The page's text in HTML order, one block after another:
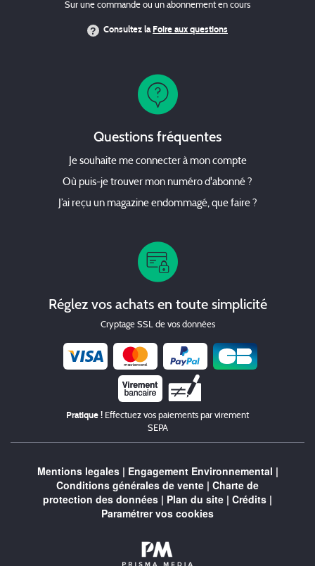
Sur une commande ou un abonnement en cours
Consultez laFoire aux questions
Questions fréquentes
Je souhaite me connecter à mon compte
Où puis-je trouver mon numéro d'abonné ?
J’ai reçu un magazine endommagé, que faire ?
Réglez vos achats en toute simplicité
Cryptage SSL de vos données
Chèque
Pratique ! Effectuez vos paiements par virement
SEPA
Mentions legales| Engagement Environnemental |
Conditions générales de vente | Charte de
protection des données | Plan du site | Crédits |
Paramétrer vos cookies